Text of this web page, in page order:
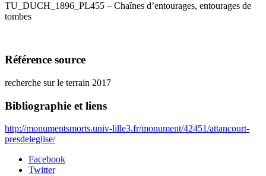
TU_DUCH_1896_PL455 – Chaînes d’entourages, entourages de
tombes
Référence source
recherche sur le terrain 2017
Bibliographie et liens
http://monumentsmorts.univ-lille3.fr/monument/42451/attancourt-
presdeleglise/
Facebook
Twitter